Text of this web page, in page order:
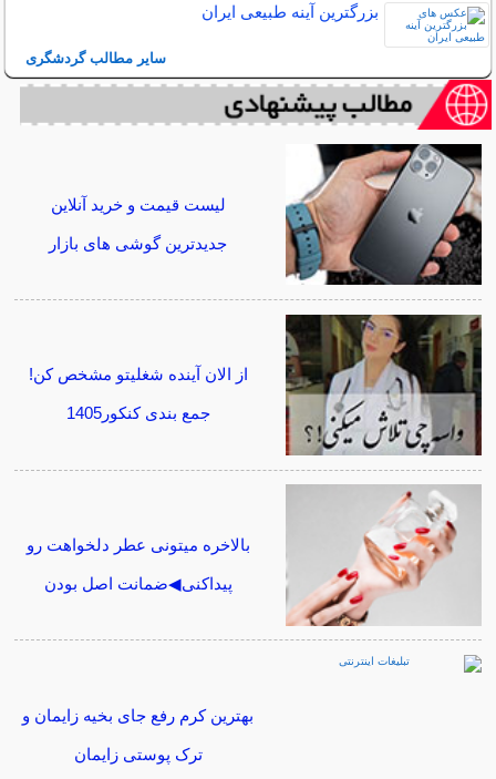
بزرگترین آینه طبیعی ایران
سایر مطالب گردشگری
لیست قیمت و خرید آنلاین
جدیدترین گوشی های بازار
از الان آینده شغلیتو مشخص کن!
جمع بندی کنکور1405
بالاخره میتونی عطر دلخواهت رو
پیداکنی◀ضمانت اصل بودن
بهترین کرم رفع جای بخیه زایمان و
ترک پوستی زایمان